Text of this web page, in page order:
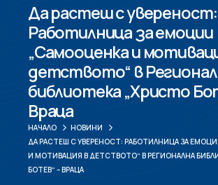
Да растеш с увереност:
Работилница за емоции
„Самооценка и
детството“ в
библиотека „Христо
Враца
НАЧАЛО
НОВИНИ
ДА РАСТЕШ С УВЕРЕНОСТ: РАБОТИЛНИЦА ЗА
И МОТИВАЦИЯ В ДЕТСТВОТО“ В РЕГИОНАЛНА
БОТЕВ“ – ВРАЦА